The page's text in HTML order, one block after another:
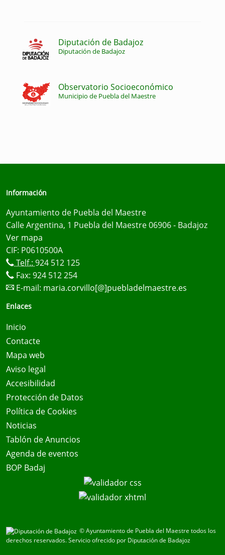
Diputación de Badajoz
Diputación de Badajoz
Observatorio Socioeconómico
Municipio de Puebla del Maestre
Información
Ayuntamiento de Puebla del Maestre
Calle Argentina, 1 Puebla del Maestre 06906 - Badajoz
Ver mapa
CIF: P0610500A
Telf.: 924 512 125
Fax: 924 512 254
E-mail: maria.corvillo[@]puebladelmaestre.es
Enlaces
Inicio
Contacte
Mapa web
Aviso legal
Accesibilidad
Protección de Datos
Política de Cookies
Noticias
Tablón de Anuncios
Agenda de eventos
BOP Badaj
© Ayuntamiento de Puebla del Maestre todos los
derechos reservados.Servicio ofrecido por Diputación de Badajoz